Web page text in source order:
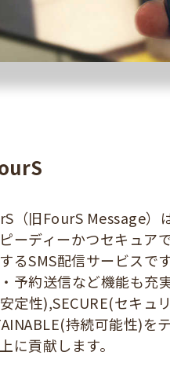
（旧FourS Message）
ーディーかつセキュア
るSMS配信サービスで
予約送信など機能も充実
定性),SECURE(セキュ
持続可能性)を
に貢献します。